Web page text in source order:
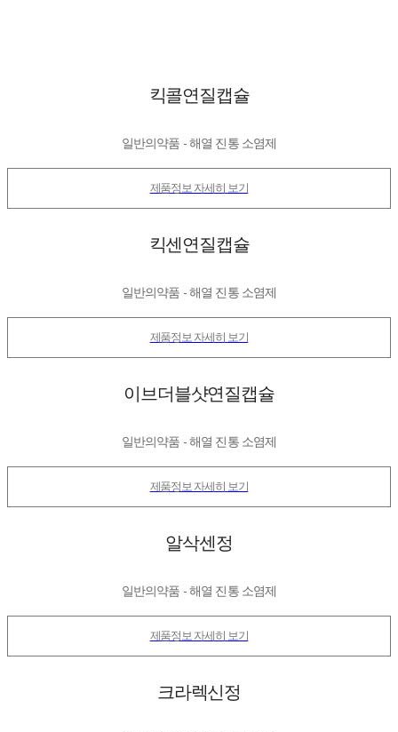
킥콜연질캡슐
일반의약품 - 해열 진통 소염제
제품정보 자세히 보기
킥센연질캡슐
일반의약품 - 해열 진통 소염제
제품정보 자세히 보기
이브더블샷연질캡슐
일반의약품 - 해열 진통 소염제
제품정보 자세히 보기
알삭센정
일반의약품 - 해열 진통 소염제
제품정보 자세히 보기
크라렉신정